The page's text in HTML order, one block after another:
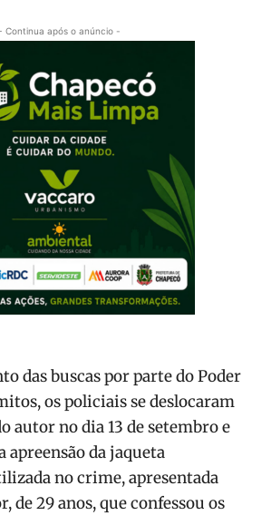
Continua após o anúncio -
das buscas por parte do Poder
os policiais se deslocaram
autor no dia 13 de setembro e
da jaqueta
no crime, apresentada
de 29 anos, que confessou os